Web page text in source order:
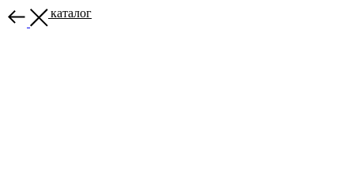
Назад в каталог